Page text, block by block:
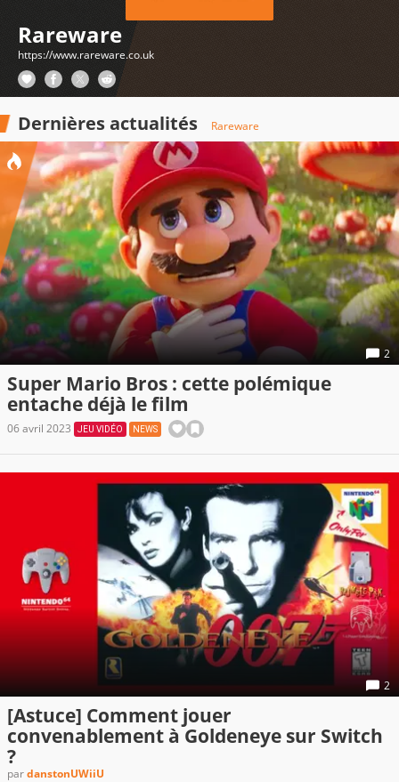
Rareware
https://www.rareware.co.uk
Dernières actualités Rareware
2
Super Mario Bros : cette polémique
entache déjà le film
06 avril 2023 JEU VIDÉO NEWS
2
[Astuce] Comment jouer
convenablement à Goldeneye sur Switch
?
pardanstonUWiiU